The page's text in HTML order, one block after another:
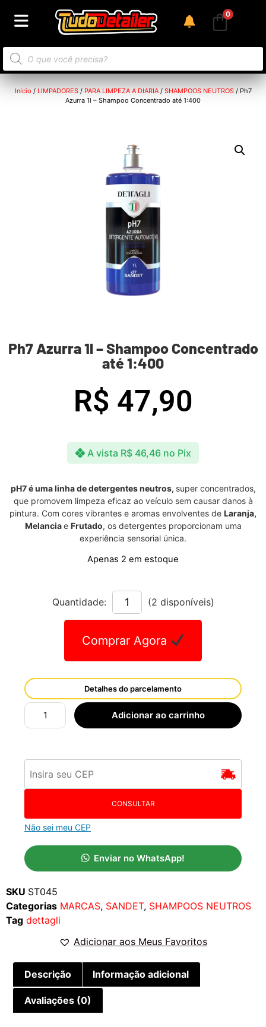
0
Início / LIMPADORES/ PARA LIMPEZA A DIARIA/ SHAMPOOS NEUTROS/ Ph7
Azurra 1l – Shampoo Concentrado até 1:400
Ph7 Azurra 1l – Shampoo Concentrado
até 1:400
R$ 47,90
A vista R$46,46 no Pix
pH7 é uma linha de detergentes neutros, super concentrados,
que promovem limpeza eficaz ao veículo sem causar danos à
pintura. Com cores vibrantes e aromas envolventes de Laranja,
Melanciae Frutado, os detergentes proporcionam uma
experiência sensorial única.
Apenas 2 em estoque
Quantidade: (2 disponíveis)
Comprar Agora
Detalhes do parcelamento
Adicionar ao carrinho
CONSULTAR
Não sei meu CEP
Enviar no WhatsApp!
SKU ST045
Categorias MARCAS, SANDET, SHAMPOOS NEUTROS
Tag dettagli
Adicionar aos Meus Favoritos
Descrição Informação adicional
Avaliações (0)